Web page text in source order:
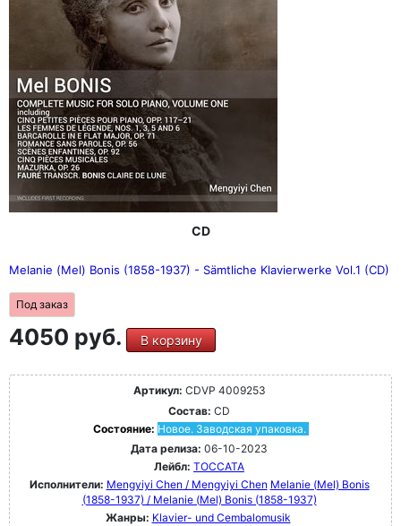
CD
Melanie (Mel) Bonis (1858-1937) - Sämtliche Klavierwerke Vol.1 (CD)
Под заказ
4050 руб. В корзину
Артикул: CDVP 4009253
Состав: CD
Состояние: Новое. Заводская упаковка.
Дата релиза: 06-10-2023
Лейбл: TOCCATA
Исполнители: Mengyiyi Chen / Mengyiyi Chen Melanie (Mel) Bonis
(1858-1937) / Melanie (Mel) Bonis (1858-1937)
Жанры: Klavier- und Cembalomusik